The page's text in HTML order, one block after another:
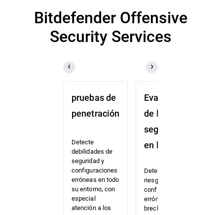
extremo a extremo.
Bitdefender Offensive
Security Services
pruebas de
penetración
Detecte
debilidades de
seguridad y
configuraciones
erróneas en todo
su entorno, con
especial
atención a los
Evaluación
de la
seguridad
en la nube
Detecte
riesgos,
configuraciones
erróneas y
brechas del